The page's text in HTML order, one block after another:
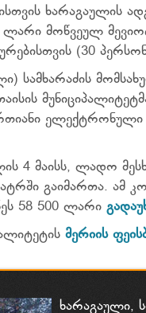
ხარაგაულის
ლარი მოწვეულ
(30
სამხარაძის
ელექტრონული
4 მაისს, ლადო
გაიმართა. ამ
58 500 ლარი
მერიის
ხარაგაული,